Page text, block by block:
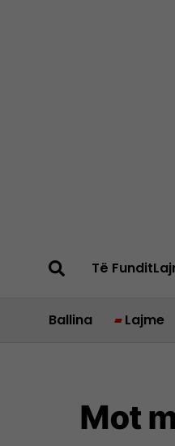
Të Fundit
Ballina Lajme
Mot